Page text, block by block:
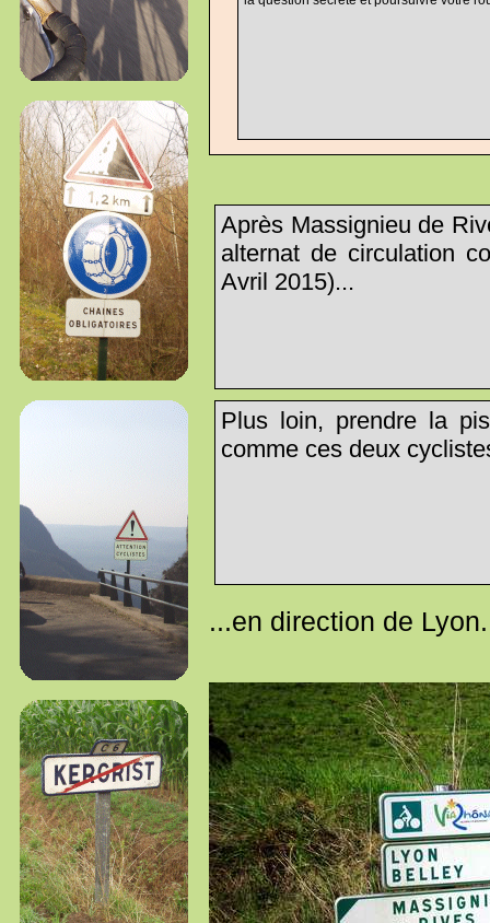
Après Massignieu de
alternat de circulation
Avril 2015)...
Plus loin, prendre la
comme ces deux
...en direction de